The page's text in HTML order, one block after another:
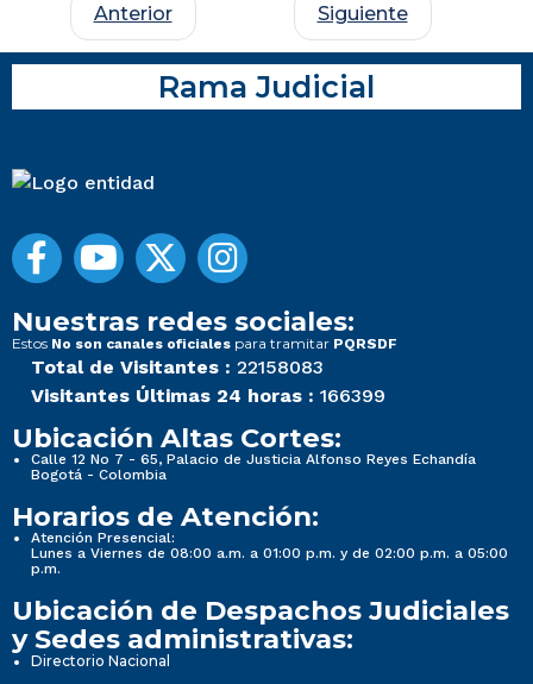
Anterior Siguiente
Rama Judicial
Nuestras redes sociales:
Estos No son canales oficiales para tramitar PQRSDF
Total de Visitantes : 22158083
Visitantes Últimas 24 horas : 166399
Ubicación Altas Cortes:
Calle 12 No 7 - 65, Palacio de Justicia Alfonso Reyes Echandía
Bogotá - Colombia
Horarios de Atención:
Atención Presencial:
Lunes a Viernes de 08:00 a.m. a 01:00 p.m. y de 02:00 p.m. a 05:00
p.m.
Ubicación de Despachos Judiciales
y Sedes administrativas:
Directorio Nacional